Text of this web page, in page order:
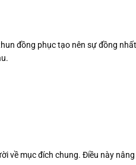
đồng phục tạo nên sự đồng
về mục đích chung. Điều này